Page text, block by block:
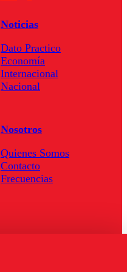
Noticias
Dato Practico
Economía
Internacional
Nacional
Nosotros
Quienes Somos
Contacto
Frecuencias